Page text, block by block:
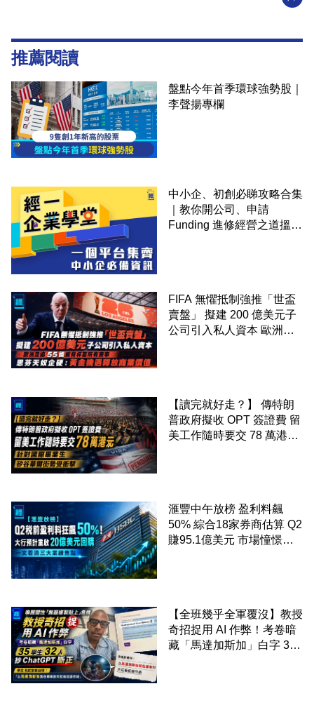
推薦閱讀
盤點今年首季環球強勢股｜
李聲揚專欄
中小企、初創必睇攻略合集
｜教你開公司、申請
Funding 進修經營之道搵大
FIFA 無懼抵制強推「世盃
賣盤」 擬建 200 億美元子
公司引入私人資本 歐洲足
【讀完就好走？】 傳特朗
普政府擬收 OPT 簽證費 留
美工作隨時要交 78 萬港元
滙豐中午放榜 盈利料飆
50% 綜合18家券商估算 Q2
賺95.1億美元 市場憧憬重
【全班幾乎全軍覆沒】教授
奇招捉用 AI 作弊！考卷暗
藏「馬達加斯加」白字 35